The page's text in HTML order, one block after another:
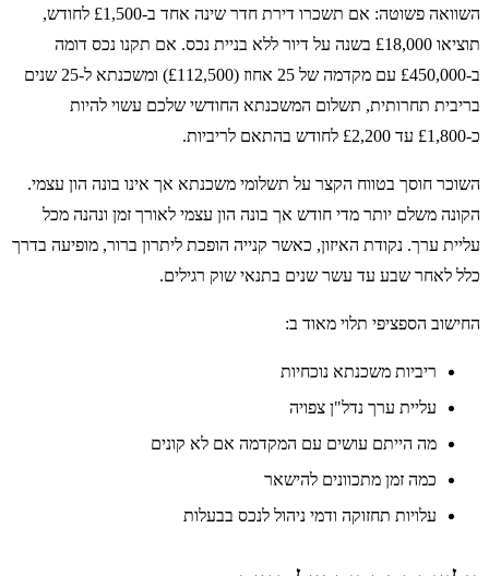
השוואה פשוטה: אם תשכרו דירת חדר שינה אחד ב-£1,500 לחודש,
תוציאו £18,000 בשנה על דיור ללא בניית נכס. אם תקנו נכס דומה
ב-£450,000 עם מקדמה של 25 אחוז (£112,500) ומשכנתא ל-25 שנים
בריבית תחרותית, תשלום המשכנתא החודשי שלכם עשוי להיות
כ-£1,800 עד £2,200 לחודש בהתאם לריביות.
השוכר חוסך בטווח הקצר על תשלומי משכנתא אך אינו בונה הון עצמי.
הקונה משלם יותר מדי חודש אך בונה הון עצמי לאורך זמן ונהנה מכל
עליית ערך. נקודת האיזון, כאשר קנייה הופכת ליתרון ברור, מופיעה בדרך
כלל לאחר שבע עד עשר שנים בתנאי שוק רגילים.
החישוב הספציפי תלוי מאוד ב:
ריביות משכנתא נוכחיות
עליית ערך נדל"ן צפויה
מה הייתם עושים עם המקדמה אם לא קונים
כמה זמן מתכוונים להישאר
עלויות תחזוקה ודמי ניהול לנכס בבעלות